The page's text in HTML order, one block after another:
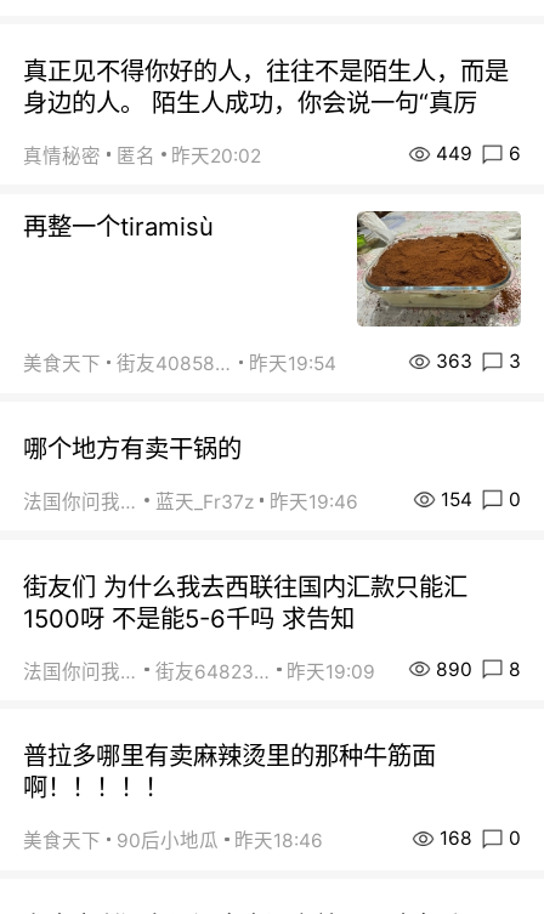
真正见不得你好的人，往往不是陌生人，而是
身边的人。 陌生人成功，你会说一句“真厉
真情秘密 匿名 昨天20:02 449 6
再整一个tiramisù
美食天下 街友40858442 昨天19:54 363 3
哪个地方有卖干锅的
法国你问我答 蓝天_Fr37z 昨天19:46 154 0
街友们 为什么我去西联往国内汇款只能汇
1500呀 不是能5-6千吗 求告知
法国你问我答 街友64823891 昨天19:09 890 8
普拉多哪里有卖麻辣烫里的那种牛筋面
啊！！！！！
美食天下 90后小地瓜 昨天18:46 168 0